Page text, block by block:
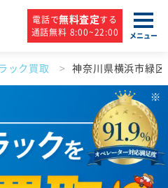
電話で無料査定する
通話無料 8:00~22:00
メニュー
ック買取 神奈川県横浜市緑